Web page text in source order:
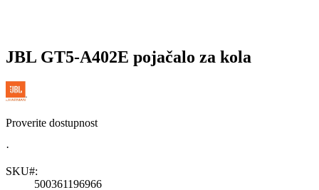
JBL GT5-A402E pojačalo za kola
Proverite dostupnost
·
SKU#:
500361196966